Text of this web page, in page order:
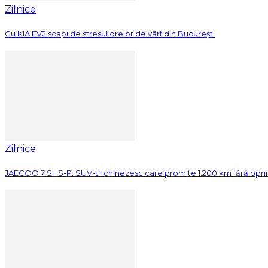
Zilnice
Cu KIA EV2 scapi de stresul orelor de vârf din București
Zilnice
JAECOO 7 SHS-P: SUV-ul chinezesc care promite 1.200 km fără